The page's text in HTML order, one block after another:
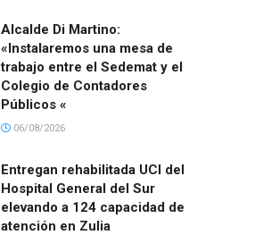
Alcalde Di Martino:
«Instalaremos una mesa de
trabajo entre el Sedemat y el
Colegio de Contadores
Públicos «
06/08/2026
Entregan rehabilitada UCI del
Hospital General del Sur
elevando a 124 capacidad de
atención en Zulia